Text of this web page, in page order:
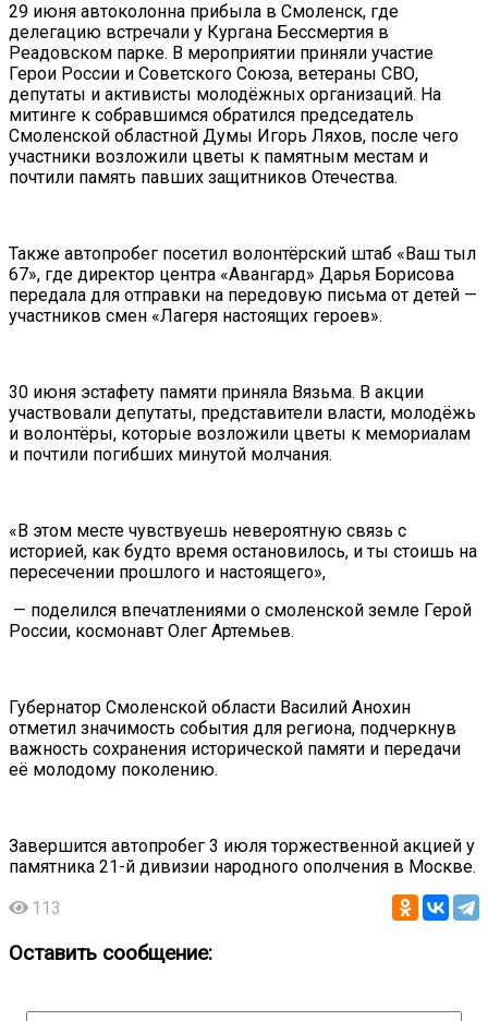
29 июня автоколонна прибыла в Смоленск, где
делегацию встречали у Кургана Бессмертия в
Реадовском парке. В мероприятии приняли участие
Герои России и Советского Союза, ветераны СВО,
депутаты и активисты молодёжных организаций. На
митинге к собравшимся обратился председатель
Смоленской областной Думы Игорь Ляхов, после чего
участники возложили цветы к памятным местам и
почтили память павших защитников Отечества.
Также автопробег посетил волонтёрский штаб «Ваш тыл
67», где директор центра «Авангард» Дарья Борисова
передала для отправки на передовую письма от детей —
участников смен «Лагеря настоящих героев».
30 июня эстафету памяти приняла Вязьма. В акции
участвовали депутаты, представители власти, молодёжь
и волонтёры, которые возложили цветы к мемориалам
и почтили погибших минутой молчания.
«В этом месте чувствуешь невероятную связь с
историей, как будто время остановилось, и ты стоишь на
пересечении прошлого и настоящего»,
— поделился впечатлениями о смоленской земле Герой
России, космонавт Олег Артемьев.
Губернатор Смоленской области Василий Анохин
отметил значимость события для региона, подчеркнув
важность сохранения исторической памяти и передачи
её молодому поколению.
Завершится автопробег 3 июля торжественной акцией у
памятника 21-й дивизии народного ополчения в Москве.
113
Оставить сообщение: